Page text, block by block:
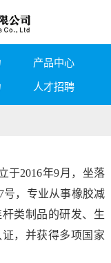
产品中心
人才招聘
于2016年9月，坐落
号，专业从事橡胶减
类制品的研发、生
，并获得多项国家